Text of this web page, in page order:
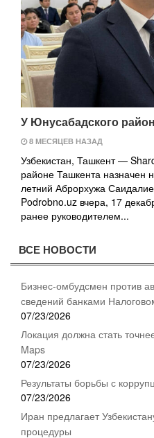
У Юнусабадского
8 МЕСЯЦЕВ НАЗАД
Узбекистан, Ташкент —
районе Ташкента назначен
летний Аброрхужа
Podrobno.uz вчера, 17
ранее руководителем...
ВСЕ НОВОСТИ
Бизнес-омбудсмен против
сведений банками
07/23/2026
Локация должна стать
Maps
07/23/2026
Результаты борьбы с
07/23/2026
Иран предлагает
процедуры